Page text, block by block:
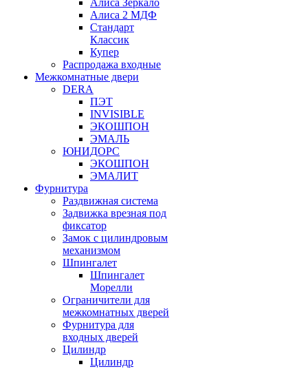
Алиса Зеркало
Алиса 2 МДФ
Стандарт
Классик
Купер
Распродажа входные
Межкомнатные двери
DERA
ПЭТ
INVISIBLE
ЭКОШПОН
ЭМАЛЬ
ЮНИДОРС
ЭКОШПОН
ЭМАЛИТ
Фурнитура
Раздвижная система
Задвижка врезная под
фиксатор
Замок с цилиндровым
механизмом
Шпингалет
Шпингалет
Морелли
Ограничители для
межкомнатных дверей
Фурнитура для
входных дверей
Цилиндр
Цилиндр